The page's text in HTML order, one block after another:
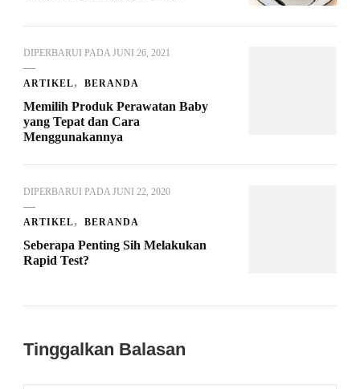
DIPERBARUI PADA JUNI 26, 2021
ARTIKEL BERANDA
Memilih Produk Perawatan Baby
yang Tepat dan Cara
Menggunakannya
DIPERBARUI PADA JUNI 22, 2020
ARTIKEL BERANDA
Seberapa Penting Sih Melakukan
Rapid Test?
Tinggalkan Balasan